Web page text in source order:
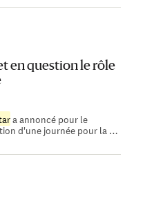
en question le rôle
a annoncé pour le
d'une journée pour la …